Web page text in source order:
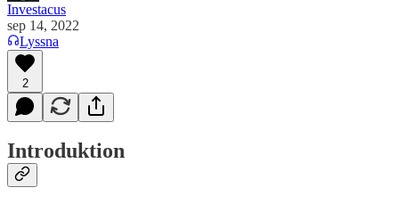
Investacus
sep 14, 2022
Lyssna
2
Introduktion